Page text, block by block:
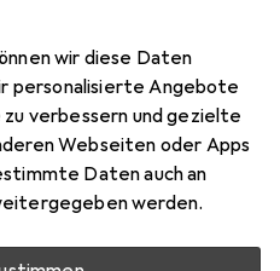
wir diese Daten
personalisierte Angebote
verbessern und gezielte
Webseiten oder Apps
Daten auch an
werden.
Marke
Mehr von Anuba
beim Lieferanten